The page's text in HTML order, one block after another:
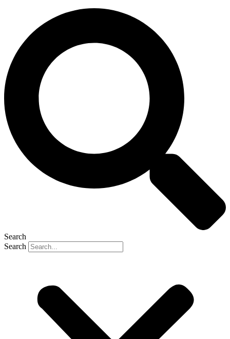
Search
Search